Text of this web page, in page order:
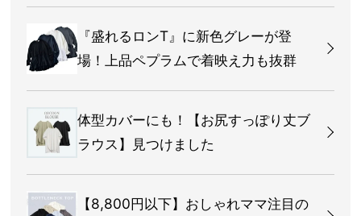
『盛れるロンT』に新色グレーが登
場！上品ペプラムで着映え力も抜群
体型カバーにも！【お尻すっぽり丈ブ
ラウス】見つけました
【8,800円以下】おしゃれママ注目の